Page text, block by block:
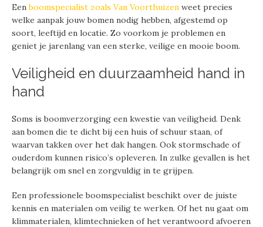
Eenboomspecialist zoals Van Voorthuizen weet precies
welke aanpak jouw bomen nodig hebben, afgestemd op
soort, leeftijd en locatie. Zo voorkom je problemen en
geniet je jarenlang van een sterke, veilige en mooie boom.
Veiligheid en duurzaamheid hand in
hand
Soms is boomverzorging een kwestie van veiligheid. Denk
aan bomen die te dicht bij een huis of schuur staan, of
waarvan takken over het dak hangen. Ook stormschade of
ouderdom kunnen risico’s opleveren. In zulke gevallen is het
belangrijk om snel en zorgvuldig in te grijpen.
Een professionele boomspecialist beschikt over de juiste
kennis en materialen om veilig te werken. Of het nu gaat om
klimmaterialen, klimtechnieken of het verantwoord afvoeren